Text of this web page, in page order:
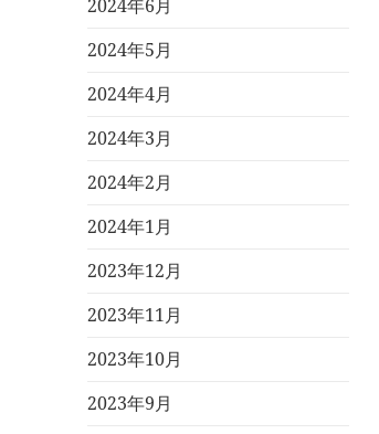
2024年6月
2024年5月
2024年4月
2024年3月
2024年2月
2024年1月
2023年12月
2023年11月
2023年10月
2023年9月